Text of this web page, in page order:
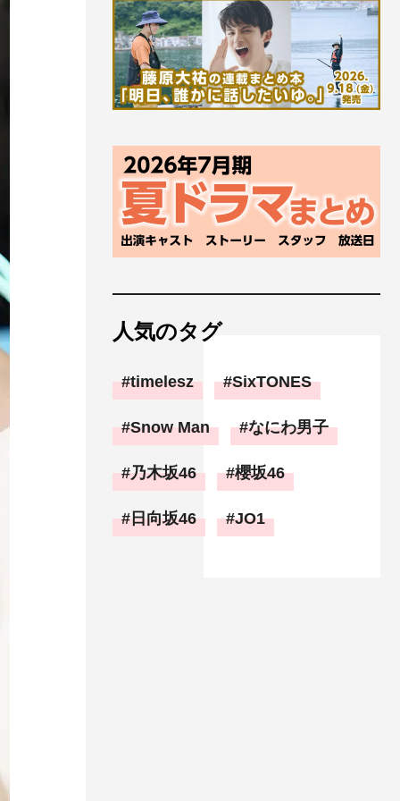
人気のタグ
timelesz SixTONES
Snow Man なにわ男子
乃木坂46 櫻坂46
日向坂46 JO1